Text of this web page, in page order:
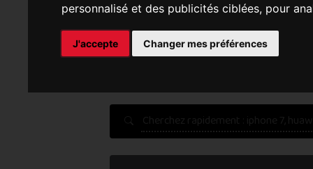
personnalisé et des publicités ciblées, pour
J'accepte Changer mes préférences
Nous récupérons les